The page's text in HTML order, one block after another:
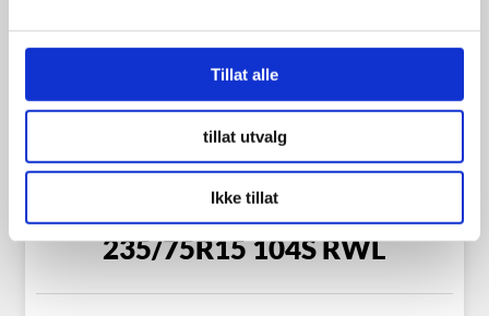
Tillat alle
tillat utvalg
Ikke tillat
BFGoodrich All Terrain KO2
235/75R15 104S RWL